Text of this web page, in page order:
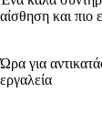
αίσθηση και πιο
Ώρα για
εργαλεία